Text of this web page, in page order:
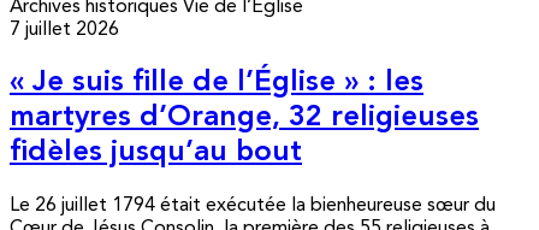
Archives historiques Vie de l’Église
7 juillet 2026
« Je suis fille de l’Église » : les
martyres d’Orange, 32 religieuses
fidèles jusqu’au bout
Le 26 juillet 1794 était exécutée la bienheureuse sœur du